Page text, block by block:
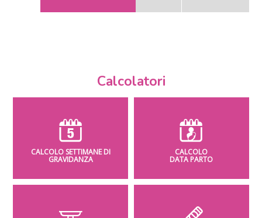
Calcolatori
CALCOLO SETTIMANE DI
GRAVIDANZA
CALCOLO
DATA PARTO